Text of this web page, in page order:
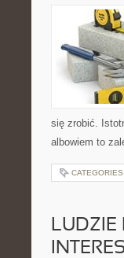
się zrobić.
albowiem to
CATEGORIES:
LUDZIE